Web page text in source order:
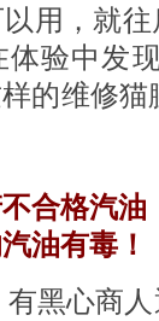
用，就
体验中发
的维修
合格汽油
油有毒！
有黑心商